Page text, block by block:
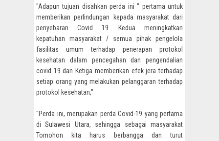
"Adapun tujuan disahkan perda ini " pertama untuk
memberikan perlindungan kepada masyarakat dari
penyebaran Covid 19. Kedua meningkatkan
kepatuhan masyarakat / semua pihak pengelola
fasilitas umum terhadap penerapan protokol
kesehatan dalam pencegahan dan pengendalian
covid 19 dan Ketiga memberikan efek jera terhadap
setiap orang yang melakukan pelanggaran terhadap
protokol kesehatan,"
"Perda ini, merupakan perda Covid-19 yang pertama
di Sulawesi Utara, sehingga sebagai masyarakat
Tomohon kita harus berbangga dan turut